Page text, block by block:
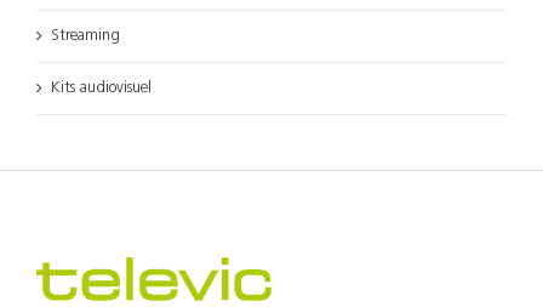
Streaming
Kits audiovisuel